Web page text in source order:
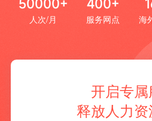
50000+
人次/月
400+
服务网点 海
开启专
释放人力